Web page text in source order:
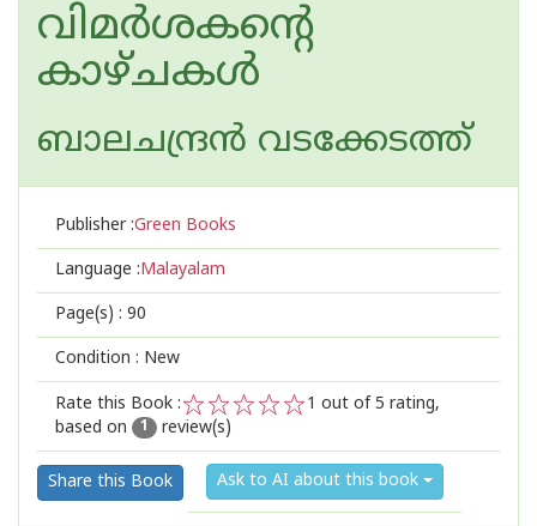
വിമര്‍ശകന്റെ
കാഴ്ചകള്‍
ബാലചന്ദ്രന്‍‌ വടക്കേടത്ത്
Publisher :Green Books
Language :Malayalam
Page(s) : 90
Condition : New
Rate this Book :
2
1
1 out of 5 rating,
based on
1 review(s)
Share this Book Ask to AI about this book